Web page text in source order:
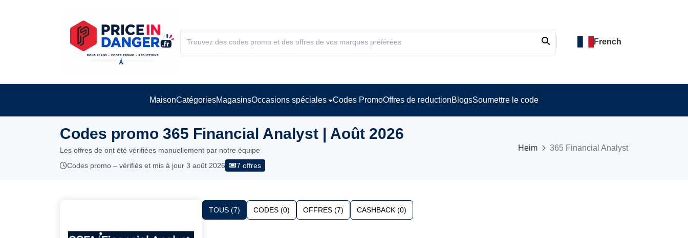
French
MaisonCatégoriesMagasinsOccasions spéciales Codes PromoOffres de reductionBlogsSoumettre le code
Codes promo 365 Financial Analyst | Août 2026
Les offres de ont été vérifiées manuellement par notre équipe
Codes promo – vérifiés et mis à jour 3 août 2026
7 offres
Heim 365 Financial Analyst
TOUS (7) CODES (0) OFFRES (7) CASHBACK (0)